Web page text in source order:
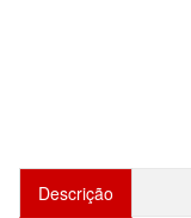
Descrição